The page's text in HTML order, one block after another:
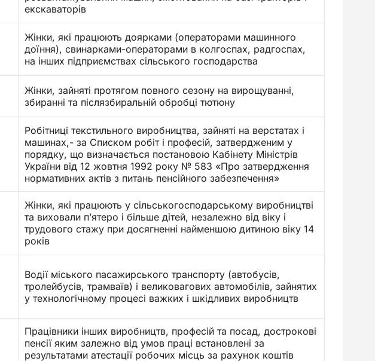
екскаваторів
Жінки, які працюють доярками (операторами машинного
доїння), свинарками-операторами в колгоспах, радгоспах,
на інших підприємствах сільського господарства
Жінки, зайняті протягом повного сезону на вирощуванні,
збиранні та післязбиральній обробці тютюну
Робітниці текстильного виробництва, зайняті на верстатах і
машинах,- за Списком робіт і професій, затвердженим у
порядку, що визначається постановою Кабінету Міністрів
України від 12 жовтня 1992 року № 583 «Про затвердження
нормативних актів з питань пенсійного забезпечення»
Жінки, які працюють у сільськогосподарському виробництві
та виховали п’ятеро і більше дітей, незалежно від віку і
трудового стажу при досягненні найменшою дитиною віку 14
років
Водії міського пасажирського транспорту (автобусів,
тролейбусів, трамваїв) і великовагових автомобілів, зайнятих
у технологічному процесі важких і шкідливих виробництв
Працівники інших виробництв, професій та посад, дострокові
пенсії яким залежно від умов праці встановлені за
результатами атестації робочих місць за рахунок коштів